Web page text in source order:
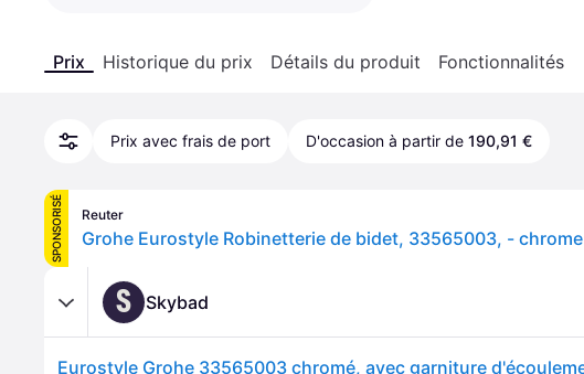
Prix Historique du prix Détails du produit Fonctionnalités
Prix avec frais de port D'occasion à partir de 190,91 €
SPONSORISÉ Reuter
Grohe Eurostyle Robinetterie de bidet, 33565003, - chrome
S Skybad